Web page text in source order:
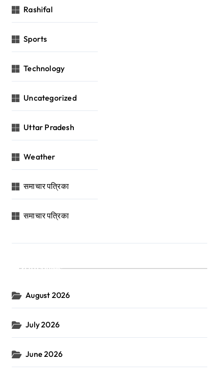
Rashifal
Sports
Technology
Uncategorized
Uttar Pradesh
Weather
समाचार पत्रिका
समाचार पत्रिका
Archives
August 2026
July 2026
June 2026